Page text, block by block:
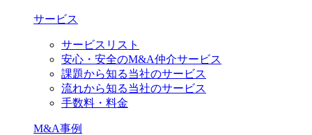
サービス
サービスリスト
安心・安全のM&A仲介サービス
課題から知る当社のサービス
流れから知る当社のサービス
手数料・料金
M&A事例